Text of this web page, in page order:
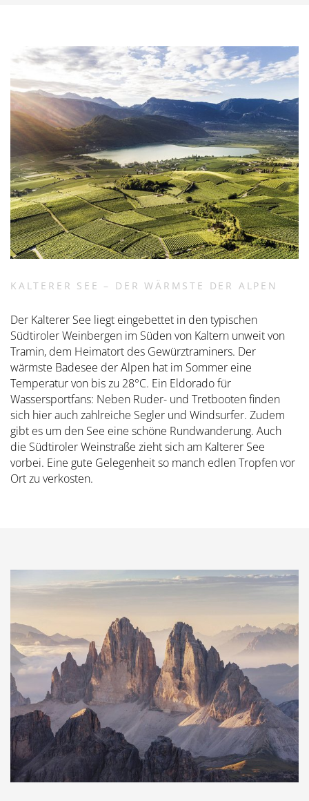
KALTERER SEE – DER WÄRMSTE DER ALPEN
Der Kalterer See liegt eingebettet in den typischen
Südtiroler Weinbergen im Süden von Kaltern unweit von
Tramin, dem Heimatort des Gewürztraminers. Der
wärmste Badesee der Alpen hat im Sommer eine
Temperatur von bis zu 28°C. Ein Eldorado für
Wassersportfans: Neben Ruder- und Tretbooten finden
sich hier auch zahlreiche Segler und Windsurfer. Zudem
gibt es um den See eine schöne Rundwanderung. Auch
die Südtiroler Weinstraße zieht sich am Kalterer See
vorbei. Eine gute Gelegenheit so manch edlen Tropfen vor
Ort zu verkosten.